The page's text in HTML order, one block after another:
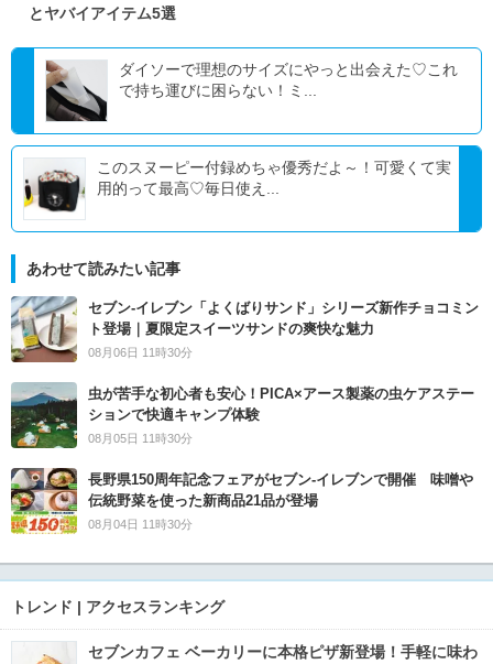
とヤバイアイテム5選
ダイソーで理想のサイズにやっと出会えた♡これ
で持ち運びに困らない！ミ...
このスヌーピー付録めちゃ優秀だよ～！可愛くて実
用的って最高♡毎日使え...
あわせて読みたい記事
セブン‐イレブン「よくばりサンド」シリーズ新作チョコミン
ト登場｜夏限定スイーツサンドの爽快な魅力
08月06日 11時30分
虫が苦手な初心者も安心！PICA×アース製薬の虫ケアステー
ションで快適キャンプ体験
08月05日 11時30分
長野県150周年記念フェアがセブン-イレブンで開催 味噌や
伝統野菜を使った新商品21品が登場
08月04日 11時30分
トレンド | アクセスランキング
セブンカフェ ベーカリーに本格ピザ新登場！手軽に味わ